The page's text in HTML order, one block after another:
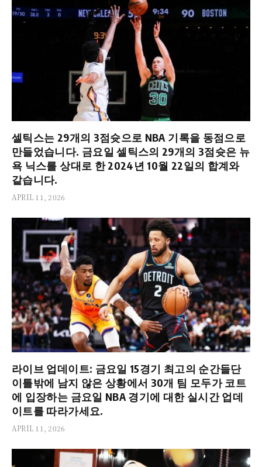
셀틱스는 29개의 3점슛으로 NBA 기록을 동점으로
만들었습니다. 금요일 셀틱스의 29개의 3점슛은 뉴
욕 닉스를 상대로 한 2024년 10월 22일의 합계와
같습니다.
APRIL 11, 2026
라이브 업데이트: 금요일 15경기 최고의 순간들단
이틀밖에 남지 않은 상황에서 30개 팀 모두가 코트
에 입장하는 금요일 NBA 경기에 대한 실시간 업데
이트를 따라가세요.
APRIL 11, 2026